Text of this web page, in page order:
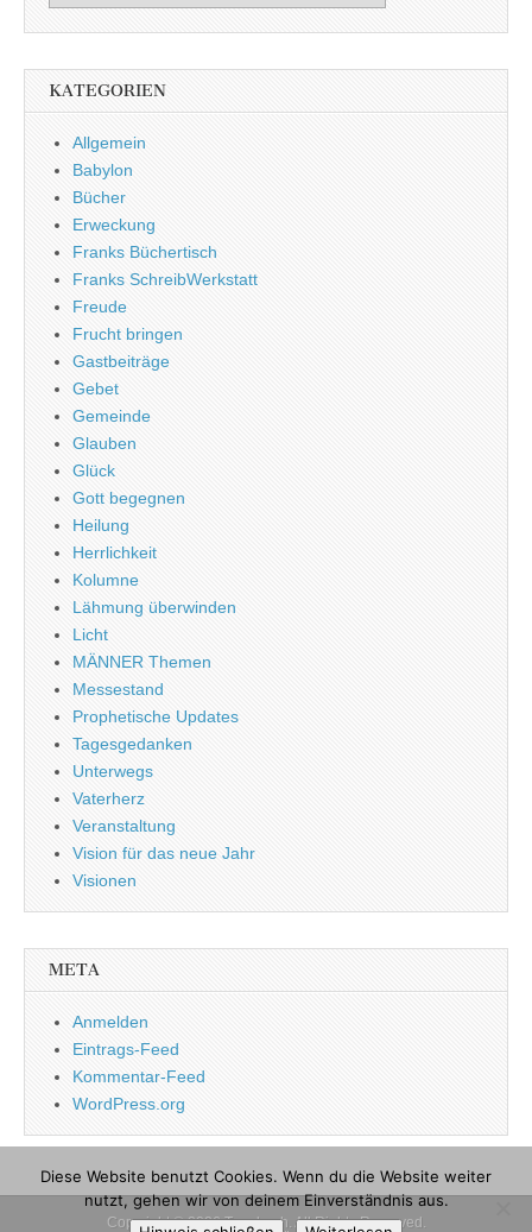
KATEGORIEN
Allgemein
Babylon
Bücher
Erweckung
Franks Büchertisch
Franks SchreibWerkstatt
Freude
Frucht bringen
Gastbeiträge
Gebet
Gemeinde
Glauben
Glück
Gott begegnen
Heilung
Herrlichkeit
Kolumne
Lähmung überwinden
Licht
MÄNNER Themen
Messestand
Prophetische Updates
Tagesgedanken
Unterwegs
Vaterherz
Veranstaltung
Vision für das neue Jahr
Visionen
META
Anmelden
Eintrags-Feed
Kommentar-Feed
WordPress.org
Copyright © 2026Tagebuch. All Rights Reserved.
Diese Website benutzt Cookies. Wenn du die Website weiter
nutzt, gehen wir von deinem Einverständnis aus.